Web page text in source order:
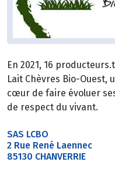
En 2021, 16
Lait Chèvres Bio-Ouest,
cœur de faire évoluer
de respect du vivant.
SAS LCBO
2 Rue René Laennec
85130 CHANVERRIE